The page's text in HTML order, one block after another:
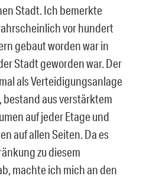
Stadt. Ich bemerkte
vor hundert
gebaut worden war in
Stadt geworden war. Der
als Verteidigungsanlage
aus verstärktem
auf jeder Etage und
auf allen Seiten. Da es
zu diesem
machte ich mich an den